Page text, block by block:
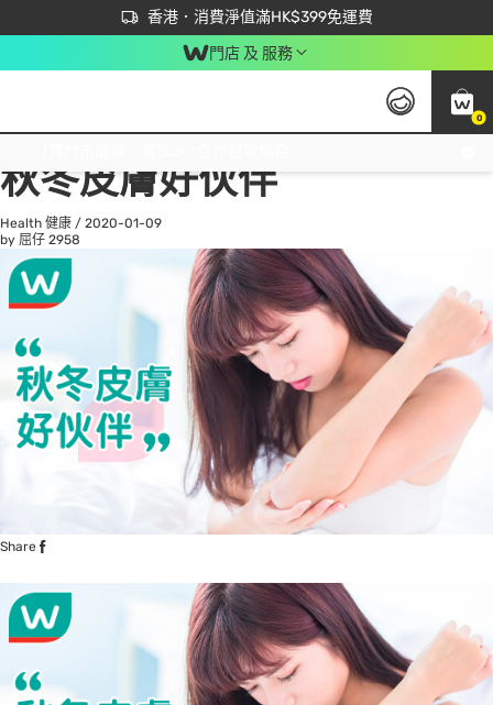
香港．消費淨值滿HK$399免運費
立即成為易賞錢會員盡享獨家優惠
首次APP下單買滿$450 輸入 NEWAPP 即減$50
門店 及 服務
0
All
秋冬皮膚好伙伴
Health 健康 / 2020-01-09
by 屈仔 2958
Share